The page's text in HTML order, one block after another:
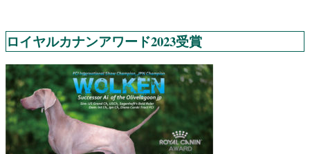
ロイヤルカナンアワード2023受賞